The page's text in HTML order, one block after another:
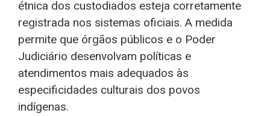
étnica dos custodiados esteja corretamente
registrada nos sistemas oficiais. A medida
permite que órgãos públicos e o Poder
Judiciário desenvolvam políticas e
atendimentos mais adequados às
especificidades culturais dos povos
indígenas.